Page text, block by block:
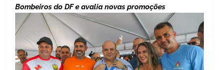
Bombeiros do DF e avalia novas promoções